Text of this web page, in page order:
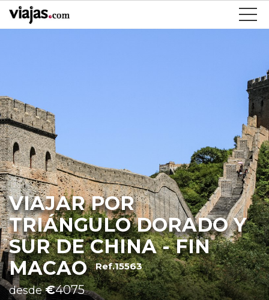
VIAJAR POR
TRIÁNGULO DORADO Y
SUR DE CHINA - FIN
MACAO Ref.15563
desde€4075